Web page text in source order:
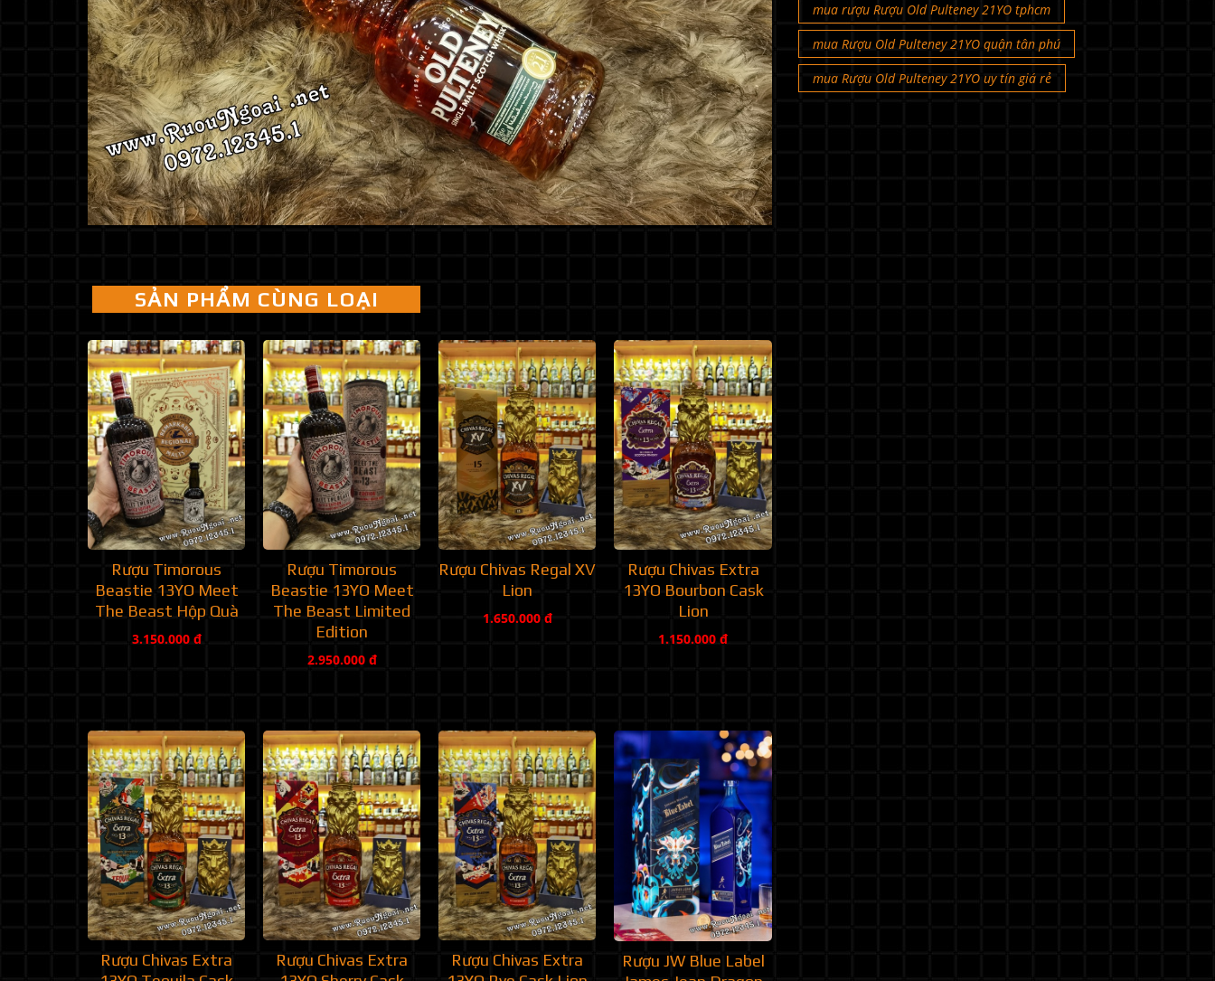
SẢN PHẨM CÙNG LOẠI
Rượu Timorous
Beastie 13YO Meet
The Beast Hộp Quà
3.150.000 đ
Rượu Timorous
Beastie 13YO Meet
The Beast Limited
Edition
2.950.000 đ
Rượu Chivas Regal XV
Lion
1.650.000 đ
Rượu Chivas Extra
13YO Bourbon Cask
Lion
1.150.000 đ
Rượu Chivas Extra
Rượu Chivas Extra
Rượu Chivas Extra
Rượu JW Blue Label
mua rượu Rượu Old Pulteney 21YO tphcm
mua Rượu Old Pulteney 21YO quận tân phú
mua Rượu Old Pulteney 21YO uy tín giá rẻ